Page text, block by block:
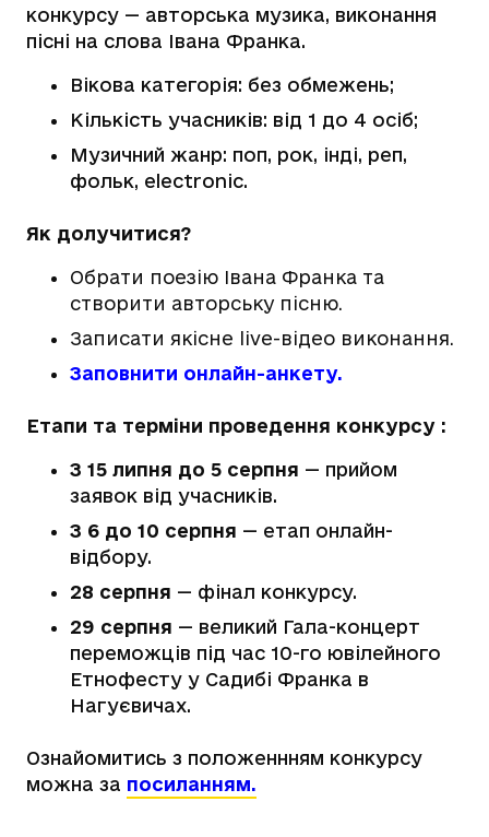
конкурсу — авторська музика, виконання
пісні на слова Івана Франка.
Вікова категорія: без обмежень;
Кількість учасників: від 1 до 4 осіб;
Музичний жанр: поп, рок, інді, реп,
фольк, electronic.
Як долучитися?
Обрати поезію Івана Франка та
створити авторську пісню.
Записати якісне live-відео виконання.
Заповнити онлайн-анкету.
Етапи та терміни проведення конкурсу :
З 15 липня до 5 серпня — прийом
заявок від учасників.
З 6 до 10 серпня — етап онлайн-
відбору.
28 серпня — фінал конкурсу.
29 серпня — великий Гала-концерт
переможців під час 10-го ювілейного
Етнофесту у Садибі Франка в
Нагуєвичах.
Ознайомитись з положеннням конкурсу
можна за посиланням.